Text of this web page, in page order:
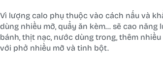
Vì lượng calo phụ thuộc vào cách nấu và
dùng nhiều mỡ, quẩy ăn kèm… sẽ cao
bánh, thịt nạc, nước dùng trong, thêm
với phở nhiều mỡ và tinh bột.